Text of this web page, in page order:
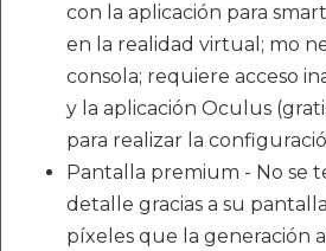
con la aplicación para
en la realidad virtual; mo
consola; requiere acceso
y la aplicación Oculus
para realizar la
Pantalla premium - No se
detalle gracias a su
píxeles que la generación